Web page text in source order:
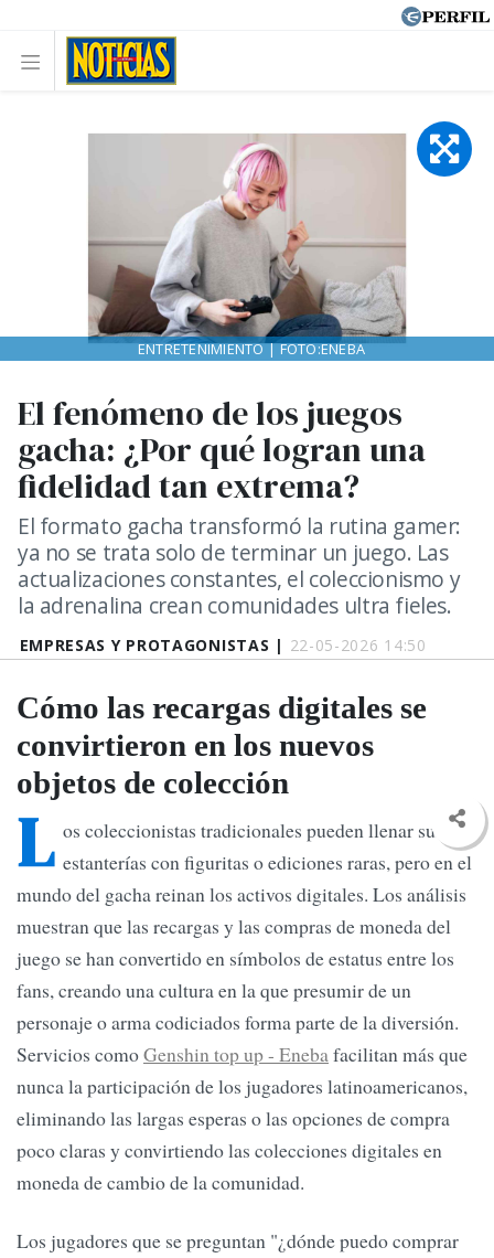
EMPRESAS Y PROTAGONISTAS | 22-05-2026 14:50
El fenómeno de los juegos
gacha: ¿Por qué logran una
fidelidad tan extrema?
El formato gacha transformó la rutina gamer:
ya no se trata solo de terminar un juego. Las
actualizaciones constantes, el coleccionismo y
la adrenalina crean comunidades ultra fieles.
ENTRETENIMIENTO | FOTO:ENEBA
Cómo las recargas digitales se
convirtieron en los nuevos
objetos de colección
L os coleccionistas tradicionales pueden llenar sus
estanterías con figuritas o ediciones raras, pero en el
mundo del gacha reinan los activos digitales. Los análisis
muestran que las recargas y las compras de moneda del
juego se han convertido en símbolos de estatus entre los
fans, creando una cultura en la que presumir de un
personaje o arma codiciados forma parte de la diversión.
Servicios comoGenshin top up - Enebafacilitan más que
nunca la participación de los jugadores latinoamericanos,
eliminando las largas esperas o las opciones de compra
poco claras y convirtiendo las colecciones digitales en
moneda de cambio de la comunidad.
Los jugadores que se preguntan "¿dónde puedo comprar